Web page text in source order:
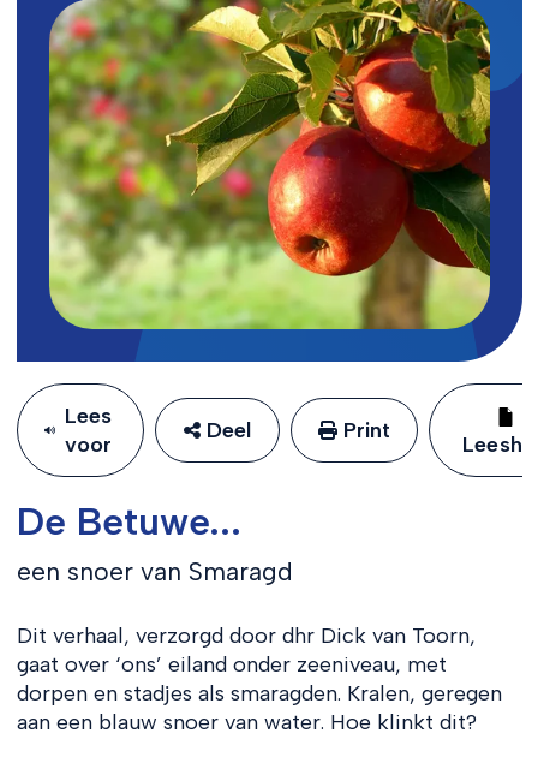
Lees
voor
Deel Print
De Betuwe...
een snoer van Smaragd
Dit verhaal, verzorgd door dhr Dick van Toorn,
gaat over ‘ons’ eiland onder zeeniveau, met
dorpen en stadjes als smaragden. Kralen, geregen
aan een blauw snoer van water. Hoe klinkt dit?